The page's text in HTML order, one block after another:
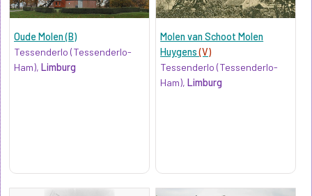
Oude Molen (B)
Tessenderlo (Tessenderlo-
Ham), Limburg
Molen van Schoot Molen
Huygens(V)
Tessenderlo (Tessenderlo-
Ham),Limburg